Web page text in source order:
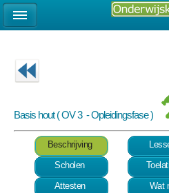
Basis hout ( OV 3 - Opleidingsfase )
Beschrijving
Scholen
Attesten
Wat